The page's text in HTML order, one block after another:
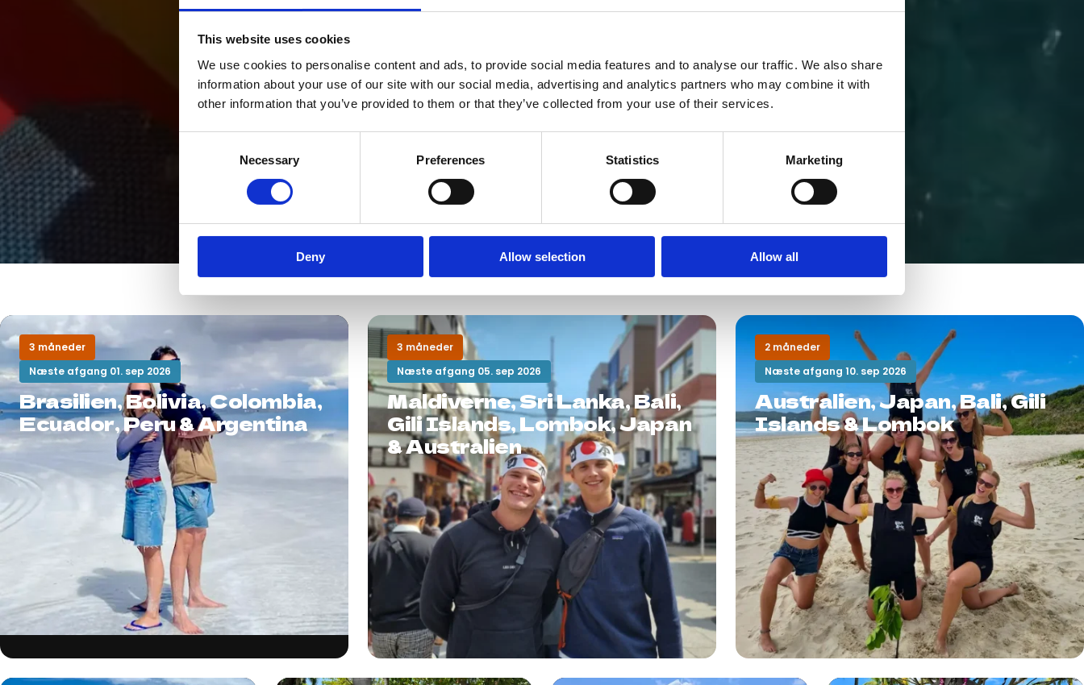
This website uses cookies
We use cookies to personalise content and ads, to provide social media features and to analyse our traffic. We also share
information about your use of our site with our social media, advertising and analytics partners who may combine it with
other information that you’ve provided to them or that they’ve collected from your use of their services.
Necessary Preferences Statistics Marketing
Deny Allow selection Allow all
3 måneder
Næste afgang 01. sep 2026
Brasilien, Bolivia, Colombia,
Ecuador, Peru & Argentina
3 måneder
Næste afgang 05. sep 2026
Maldiverne, Sri Lanka, Bali,
Gili Islands, Lombok, Japan
& Australien
2 måneder
Næste afgang 10. sep 2026
Australien, Japan, Bali, Gili
Islands & Lombok